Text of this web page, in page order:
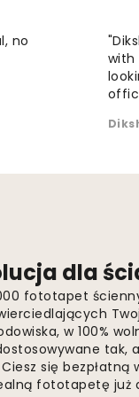
no
with
dla
fototapet
w 100%
tak,
się bezpłatną
fototapetę już